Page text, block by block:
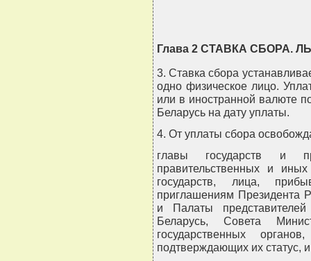
Глава 2 СТАВКА СБОРА.
3. Ставка сбора
одно физическое лицо.
или в иностранной валюте
Беларусь на дату уплаты.
4. От уплаты сбора
главы государств и
правительственных и
государств, лица,
приглашениям Президента
и Палаты
Беларусь, Совета
государственных
подтверждающих их статус,